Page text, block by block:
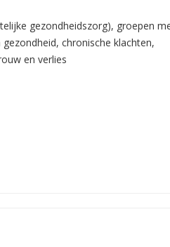
gezondheidszorg), groepen
chronische klachten,
en verlies